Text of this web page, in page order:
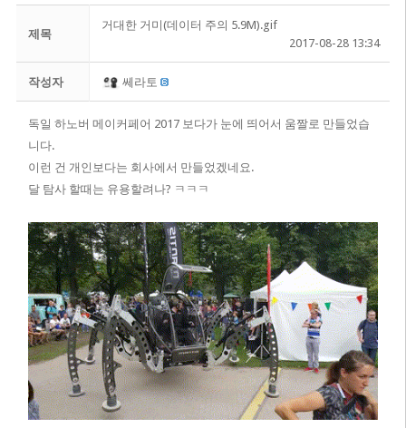
제목
거대한 거미(데이터 주의 5.9M).gif
2017-08-28 13:34
작성자 쎄라토
독일 하노버 메이커페어 2017 보다가 눈에 띄어서 움짤로 만들었습
니다.
이런 건 개인보다는 회사에서 만들었겠네요.
달 탐사 할때는 유용할려나? ㅋㅋㅋ